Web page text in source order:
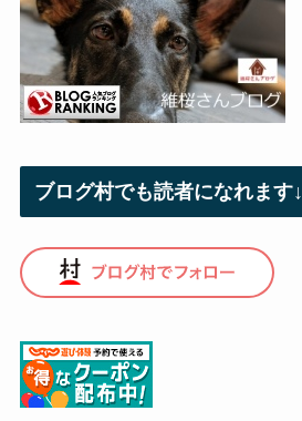
ブログ村でも読者になれます↓